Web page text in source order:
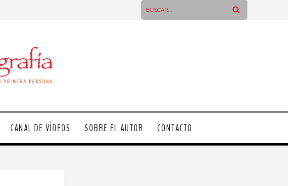
CANAL DE VÍDEOS SOBRE EL AUTOR CONTACTO